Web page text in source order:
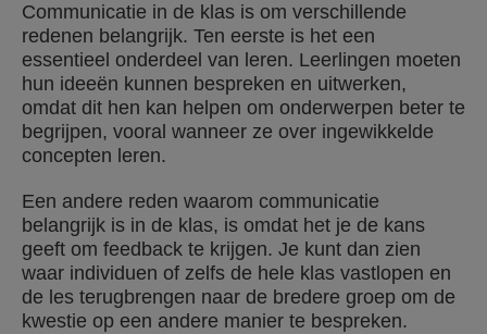
Communicatie in de klas is om verschillende
redenen belangrijk. Ten eerste is het een
essentieel onderdeel van leren. Leerlingen moeten
hun ideeën kunnen bespreken en uitwerken,
omdat dit hen kan helpen om onderwerpen beter te
begrijpen, vooral wanneer ze over ingewikkelde
concepten leren.
Een andere reden waarom communicatie
belangrijk is in de klas, is omdat het je de kans
geeft om feedback te krijgen. Je kunt dan zien
waar individuen of zelfs de hele klas vastlopen en
de les terugbrengen naar de bredere groep om de
kwestie op een andere manier te bespreken.